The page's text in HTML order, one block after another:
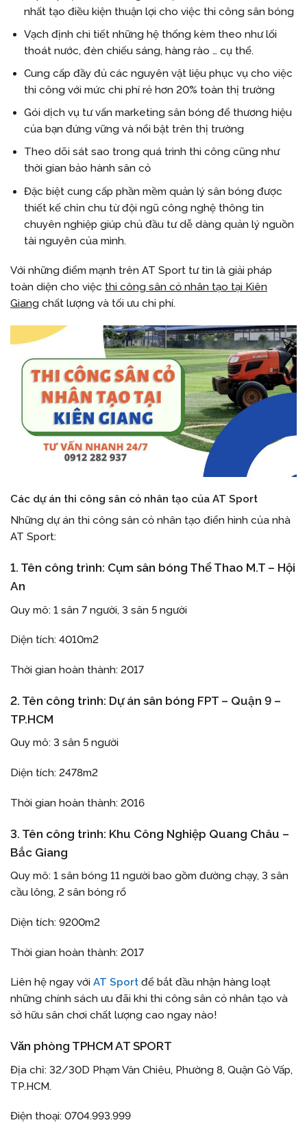
nhất tạo điều kiện thuận lợi cho việc thi công sân bóng
Vạch định chi tiết những hệ thống kèm theo như lối
thoát nước, đèn chiếu sáng, hàng rào … cụ thể.
Cung cấp đầy đủ các nguyên vật liệu phục vụ cho việc
thi công với mức chi phí rẻ hơn 20% toàn thị trường
Gói dịch vụ tư vấn marketing sân bóng để thương hiệu
của bạn đứng vững và nổi bật trên thị trường
Theo dõi sát sao trong quá trình thi công cũng như
thời gian bảo hành sân cỏ
Đặc biệt cung cấp phần mềm quản lý sân bóng được
thiết kế chỉn chu từ đội ngũ công nghệ thông tin
chuyên nghiệp giúp chủ đầu tư dễ dàng quản lý nguồn
tài nguyên của mình.
Với những điểm mạnh trên AT Sport tư tin là giải pháp
toàn diện cho việc thi công sân cỏ nhân tạo tại Kiên
Giang chất lượng và tối ưu chi phí.
Các dự án thi công sân cỏ nhân tạo của AT Sport
Những dự án thi công sân cỏ nhân tạo điển hình của nhà
AT Sport:
1. Tên công trình: Cụm sân bóng Thể Thao M.T – Hội
An
Quy mô: 1 sân 7 người, 3 sân 5 người
Diện tích: 4010m2
Thời gian hoàn thành: 2017
2. Tên công trình: Dự án sân bóng FPT – Quận 9 –
TP.HCM
Quy mô: 3 sân 5 người
Diện tích: 2478m2
Thời gian hoàn thành: 2016
3. Tên công trình: Khu Công Nghiệp Quang Châu –
Bắc Giang
Quy mô: 1 sân bóng 11 người bao gồm đường chạy, 3 sân
cầu lông, 2 sân bóng rổ
Diện tích: 9200m2
Thời gian hoàn thành: 2017
Liên hệ ngay với AT Sport để bắt đầu nhận hàng loạt
những chính sách ưu đãi khi thi công sân cỏ nhân tạo và
sở hữu sân chơi chất lượng cao ngay nào!
Văn phòng TPHCM AT SPORT
Địa chỉ: 32/30D Phạm Văn Chiêu, Phường 8, Quận Gò Vấp,
TP.HCM.
Điện thoại: 0704.993.999